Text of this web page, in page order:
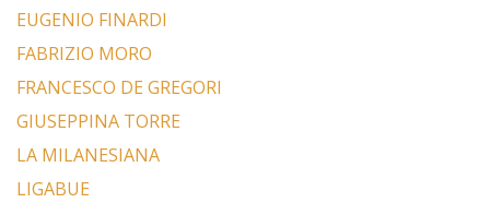
EUGENIO FINARDI
FABRIZIO MORO
FRANCESCO DE GREGORI
GIUSEPPINA TORRE
LA MILANESIANA
LIGABUE